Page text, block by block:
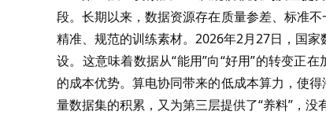
段。长期以来，数据资源存在质量参差、标准
精准、规范的训练素材。2026年2月27日，国
设。这意味着数据从“能用”向“好用”的转变正
的成本优势。算电协同带来的低成本算力，使
量数据集的积累，又为第三层提供了“养料”，没